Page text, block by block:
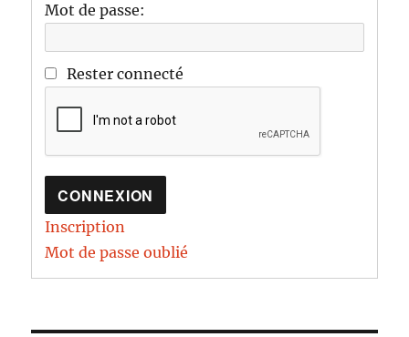
Mot de passe:
Rester connecté
CONNEXION
Inscription
Mot de passe oublié